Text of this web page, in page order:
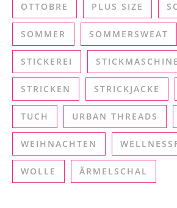
OTTOBRE PLUS SIZE
SOMMER SOMMERSWEAT
STICKEREI STICKMASCHINE
STRICKEN STRICKJACKE
TUCH URBAN THREADS
WEIHNACHTEN
WOLLE ÄRMELSCHAL